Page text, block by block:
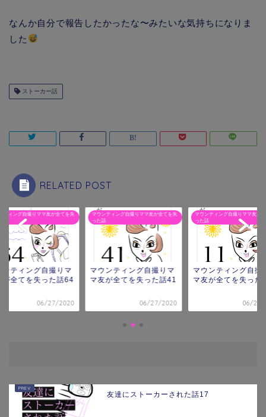
なんか自分で報告したかったな〜みたいな気持ちになりま
した
ストーカー話
RELATED POST
ティング自撮りママ友が全てを失
ンティング自撮りマ
が全てを失った話64
06/27/2020
マウンティング自撮りママ友が全てを失
った話
マウンティング自撮りマ
マ友が全てを失った話41
06/27/2020
マウンティング自撮りママ友が
った話
マウンティング自撮
マ友が全てを失った
06/26/
友達にストーカーされた話17